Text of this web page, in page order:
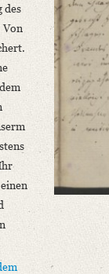
des
Von